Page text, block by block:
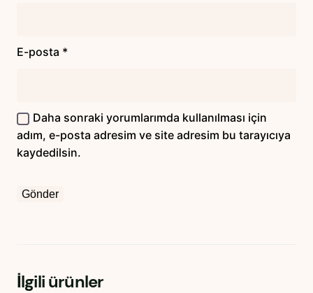
E-posta *
Daha sonraki yorumlarımda kullanılması için
adım, e-posta adresim ve site adresim bu tarayıcıya
kaydedilsin.
İlgili ürünler